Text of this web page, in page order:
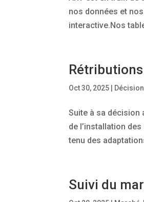
nos données et
interactive.Nos
Oct 30, 2025 Décision
Suite à sa décision
de l’installation
tenu des
Suivi du